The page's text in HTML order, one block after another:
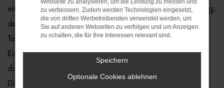
eine ganze Menge gegenüber dem klassischen Neufahrzeug,
denn formell handelt es sich bei einer VW T-Cross
Tageszulassung um einen Gebrauchten. Der Grund liegt im
Eintrag eines Vorbesitzers in den Fahrzeugpapieren und
damit der Möglichkeit, höhere Preisnachlässe einzuräumen.
Diese Vorgehensweise ist sowohl in Bremen als auch
Webseite zu analysieren, um die Leistung zu messen und
zu verbessern. Zudem werden Technologien eingesetzt,
die von dritten Werbetreibenden verwendet werden, um
Sie auf anderen Webseiten zu verfolgen und um Anzeigen
zu schalten, die für Ihre Interessen relevant sind.
Speichern
Optionale Cookies ablehnen